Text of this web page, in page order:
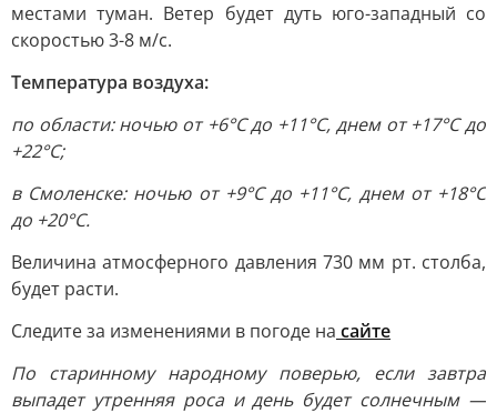
местами туман. Ветер будет дуть юго-западный со
скоростью 3-8 м/с.
Температура воздуха:
по области: ночью от +6°С до +11°С, днем от +17°С до
+22°С;
в Смоленске: ночью от +9°С до +11°С, днем от +18°С
до +20°С.
Величина атмосферного давления 730 мм рт. столба,
будет расти.
Следите за изменениями в погоде на сайте
По старинному народному поверью, если завтра
выпадет утренняя роса и день будет солнечным —